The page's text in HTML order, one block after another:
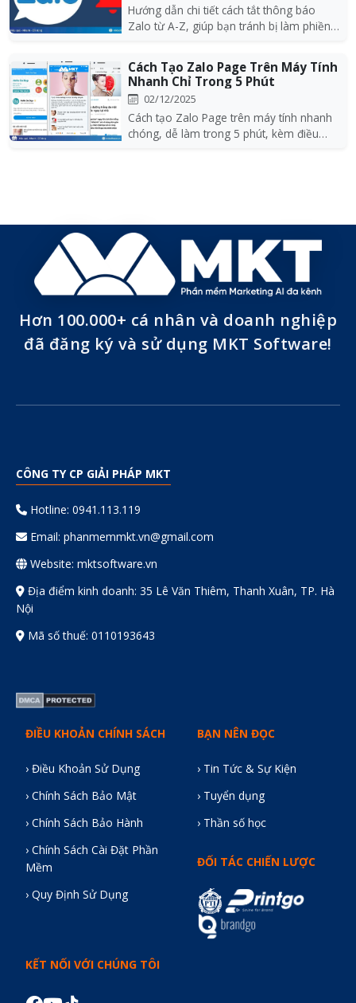
Hướng dẫn chi tiết cách tắt thông báo
Zalo từ A-Z, giúp bạn tránh bị làm phiền
Cách Tạo Zalo Page Trên Máy Tính
Nhanh Chỉ Trong 5 Phút
02/12/2025
Cách tạo Zalo Page trên máy tính nhanh
chóng, dễ làm trong 5 phút, kèm điều
Hơn 100.000+ cá nhân và doanh nghiệp
đã đăng ký và sử dụng MKT Software!
CÔNG TY CP GIẢI PHÁP MKT
Hotline: 0941.113.119
Email: phanmemmkt.vn@gmail.com
Website: mktsoftware.vn
Địa điểm kinh doanh: 35 Lê Văn Thiêm, Thanh Xuân, TP. Hà
Nội
Mã số thuế: 0110193643
ĐIỀU KHOẢN CHÍNH SÁCH
› Điều Khoản Sử Dụng
› Chính Sách Bảo Mật
› Chính Sách Bảo Hành
› Chính Sách Cài Đặt Phần
Mềm
› Quy Định Sử Dụng
BẠN NÊN ĐỌC
› Tin Tức & Sự Kiện
› Tuyển dụng
› Thần số học
ĐỐI TÁC CHIẾN LƯỢC
KẾT NỐI VỚI CHÚNG TÔI